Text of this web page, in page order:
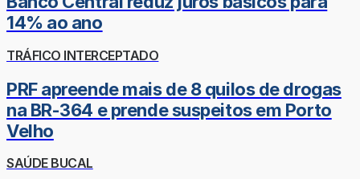
14% ao ano
TRÁFICO INTERCEPTADO
PRF apreende mais de 8 quilos de drogas
na BR-364 e prende suspeitos em Porto
Velho
SAÚDE BUCAL